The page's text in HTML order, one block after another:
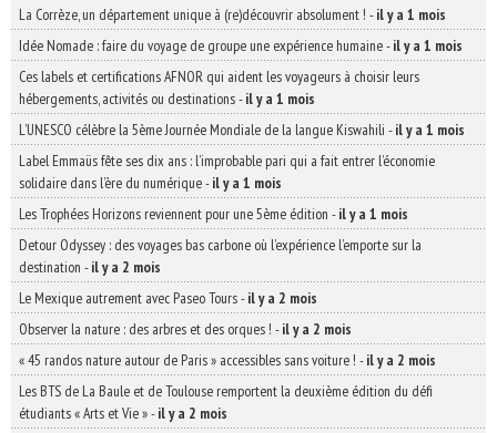
La Corrèze, un département unique à (re)découvrir absolument ! -il y a 1 mois
Idée Nomade : faire du voyage de groupe une expérience humaine-il y a 1 mois
Ces labels et certifications AFNOR qui aident les voyageurs à choisir leurs
hébergements, activités ou destinations-il y a 1 mois
L’UNESCO célèbre la 5ème Journée Mondiale de la langue Kiswahili -il y a 1 mois
Label Emmaüs fête ses dix ans : l’improbable pari qui a fait entrer l’économie
solidaire dans l’ère du numérique-il y a 1 mois
Les Trophées Horizons reviennent pour une 5ème édition -il y a 1 mois
Detour Odyssey : des voyages bas carbone où l’expérience l’emporte sur la
destination -il y a 2 mois
Le Mexique autrement avec Paseo Tours-il y a 2 mois
Observer la nature : des arbres et des orques ! -il y a 2 mois
« 45 randos nature autour de Paris » accessibles sans voiture ! -il y a 2 mois
Les BTS de La Baule et de Toulouse remportent la deuxième édition du défi
étudiants « Arts et Vie »-il y a 2 mois